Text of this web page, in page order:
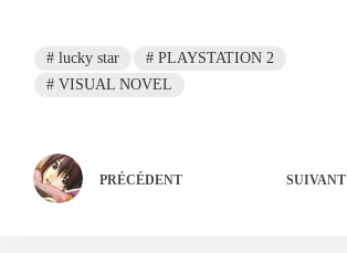
#lucky star #PLAYSTATION 2
#VISUAL NOVEL
PRÉCÉDENT SUIVANT